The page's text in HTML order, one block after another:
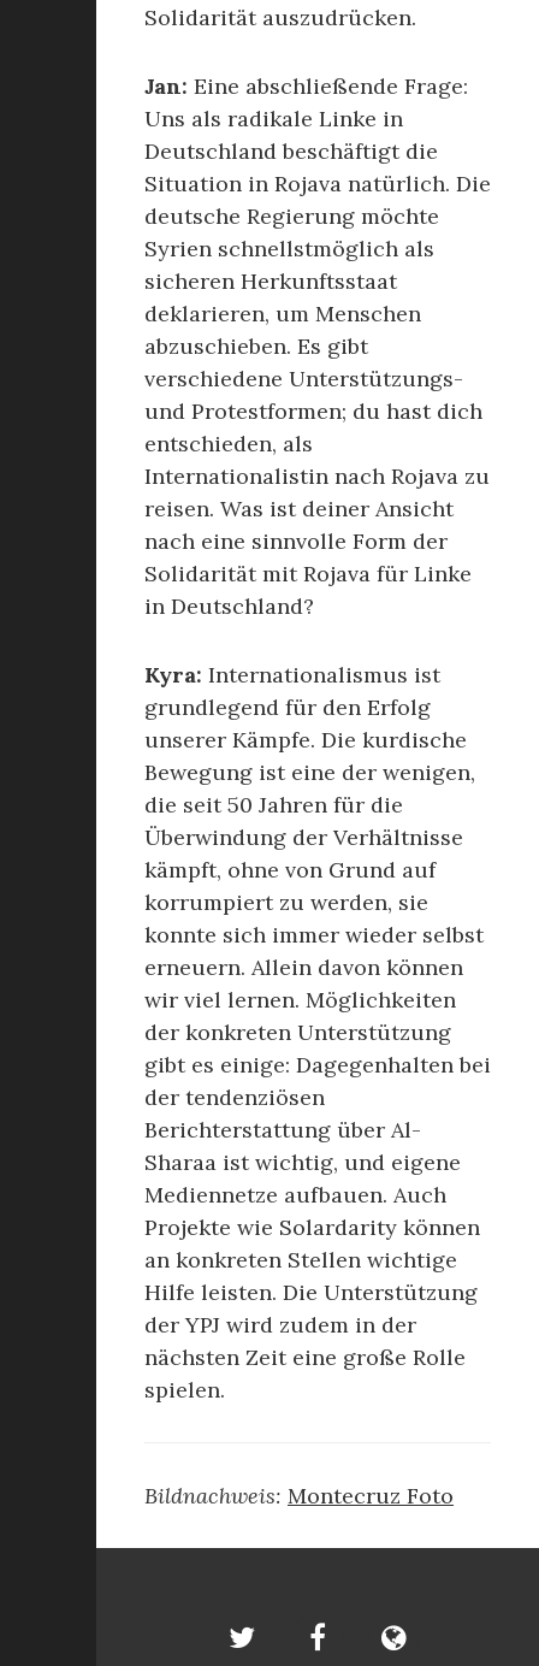
Solidarität auszudrücken.
Jan: Eine abschließende Frage:
Uns als radikale Linke in
Deutschland beschäftigt die
Situation in Rojava natürlich. Die
deutsche Regierung möchte
Syrien schnellstmöglich als
sicheren Herkunftsstaat
deklarieren, um Menschen
abzuschieben. Es gibt
verschiedene Unterstützungs-
und Protestformen; du hast dich
entschieden, als
Internationalistin nach Rojava zu
reisen. Was ist deiner Ansicht
nach eine sinnvolle Form der
Solidarität mit Rojava für Linke
in Deutschland?
Kyra: Internationalismus ist
grundlegend für den Erfolg
unserer Kämpfe. Die kurdische
Bewegung ist eine der wenigen,
die seit 50 Jahren für die
Überwindung der Verhältnisse
kämpft, ohne von Grund auf
korrumpiert zu werden, sie
konnte sich immer wieder selbst
erneuern. Allein davon können
wir viel lernen. Möglichkeiten
der konkreten Unterstützung
gibt es einige: Dagegenhalten bei
der tendenziösen
Berichterstattung über Al-
Sharaa ist wichtig, und eigene
Mediennetze aufbauen. Auch
Projekte wie Solardarity können
an konkreten Stellen wichtige
Hilfe leisten. Die Unterstützung
der YPJ wird zudem in der
nächsten Zeit eine große Rolle
spielen.
Bildnachweis: Montecruz Foto